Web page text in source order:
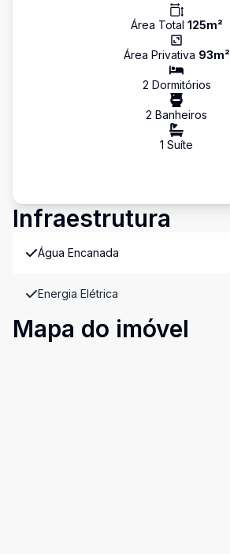
Área Total 125m²
Área Privativa 93m²
2 Dormitórios
2 Banheiros
1 Suíte
Infraestrutura
Água Encanada
Energia Elétrica
Mapa do imóvel